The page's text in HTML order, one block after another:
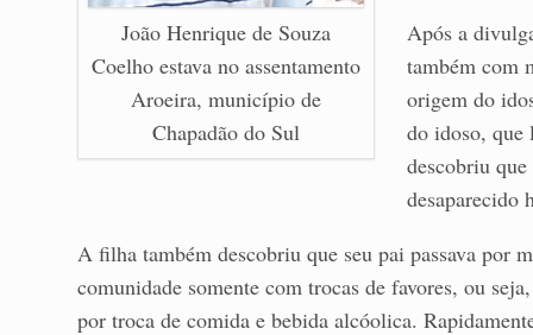
João Henrique de Souza
Coelho estava no assentamento
Aroeira, município de
Chapadão do Sul
Após a
também com
origem do
do idoso, que
descobriu
desaparecido
A filha também descobriu que seu pai passava por
comunidade somente com trocas de favores, ou
por troca de comida e bebida alcóolica.